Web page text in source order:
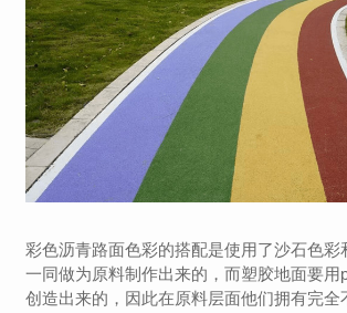
彩色沥青路面色彩的搭配是使用了沙石色彩
一同做为原料制作出来的，而塑胶地面要用
创造出来的，因此在原料层面他们拥有完全